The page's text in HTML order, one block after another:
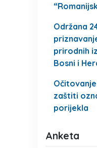
Održana
prirodnih
Bosni i
zaštiti
porijekla
Anketa